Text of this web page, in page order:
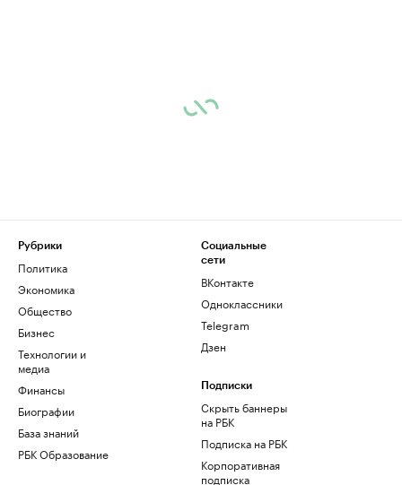
Рубрики
Политика
Экономика
Общество
Бизнес
Технологии и
медиа
Финансы
Биографии
База знаний
РБК Образование
Социальные
сети
ВКонтакте
Одноклассники
Telegram
Дзен
Подписки
Скрыть баннеры
на РБК
Подписка на РБК
Корпоративная
подписка